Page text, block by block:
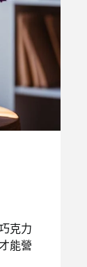
克力
能營